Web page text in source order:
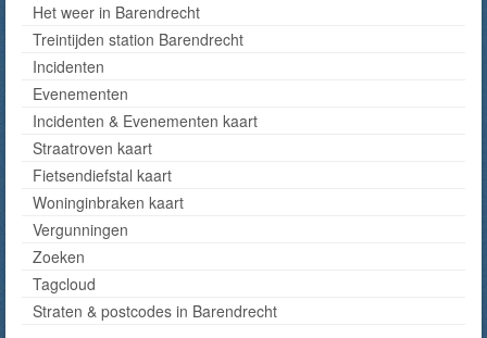
Het weer in Barendrecht
Treintijden station Barendrecht
Incidenten
Evenementen
Incidenten & Evenementen kaart
Straatroven kaart
Fietsendiefstal kaart
Woninginbraken kaart
Vergunningen
Zoeken
Tagcloud
Straten & postcodes in Barendrecht